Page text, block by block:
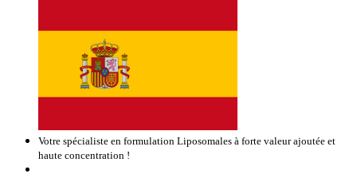
Votre spécialiste en formulation Liposomales à forte valeur ajoutée et
haute concentration !